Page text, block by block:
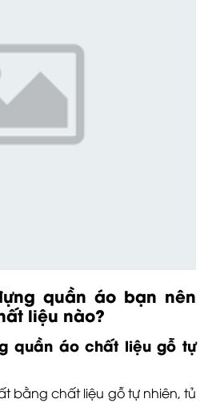
quần áo bạn nên
liệu nào?
quần áo chất liệu gỗ tự
bằng chất liệu gỗ tự nhiên, tủ